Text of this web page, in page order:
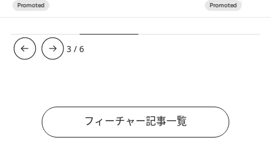
3 /6
フィーチャー記事一覧